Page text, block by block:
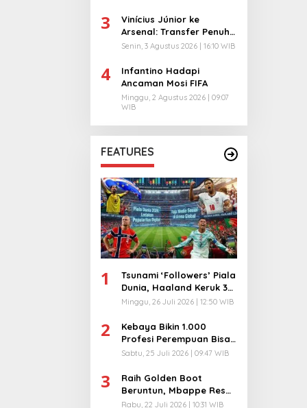
3
Vinícius Júnior ke
Arsenal: Transfer Penuh
Risiko
Senin, 3 Agustus 2026 | 16:10 WIB
4
Infantino Hadapi
Ancaman Mosi FIFA
Minggu, 2 Agustus 2026 | 09:07
WIB
FEATURES
1
Tsunami ‘Followers’ Piala
Dunia, Haaland Keruk 32
Juta, Kiper 40 Tahun
Minggu, 26 Juli 2026 | 12:50 WIB
2
Kebaya Bikin 1.000
Profesi Perempuan Bisa
Menyatu di Arena
Sabtu, 25 Juli 2026 | 09:47 WIB
3
Raih Golden Boot
Beruntun, Mbappe Resmi
Kunci Takhta Top Skor
Rabu, 22 Juli 2026 | 10:31 WIB